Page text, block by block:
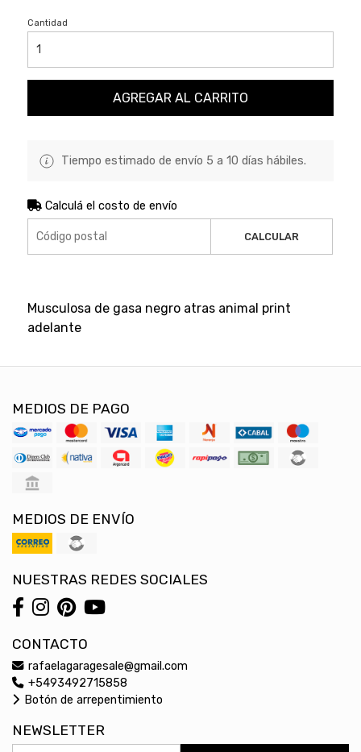
Cantidad
AGREGAR AL CARRITO
Tiempo estimado de envío 5 a 10 días hábiles.
Calculá el costo de envío
CALCULAR
Musculosa de gasa negro atras animal print
adelante
MEDIOS DE PAGO
MEDIOS DE ENVÍO
NUESTRAS REDES SOCIALES
CONTACTO
rafaelagaragesale@gmail.com
+5493492715858
Botón de arrepentimiento
NEWSLETTER